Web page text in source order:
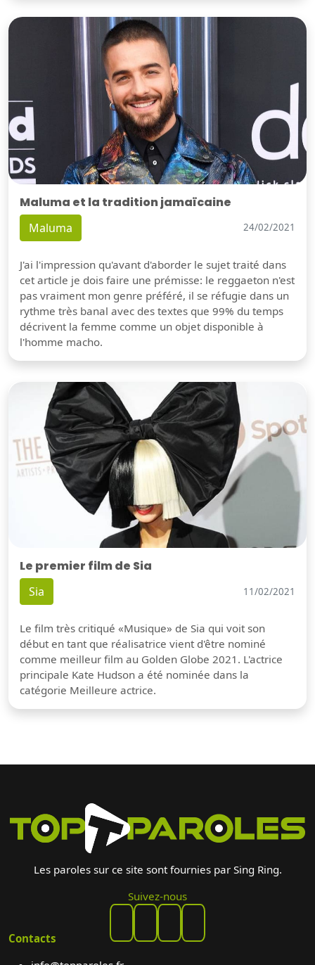
Maluma et la tradition jamaïcaine
Maluma 24/02/2021
J'ai l'impression qu'avant d'aborder le sujet traité dans
cet article je dois faire une prémisse: le reggaeton n'est
pas vraiment mon genre préféré, il se réfugie dans un
rythme très banal avec des textes que 99% du temps
décrivent la femme comme un objet disponible à
l'homme macho.
Le premier film de Sia
Sia 11/02/2021
Le film très critiqué «Musique» de Sia qui voit son
début en tant que réalisatrice vient d'être nominé
comme meilleur film au Golden Globe 2021. L'actrice
principale Kate Hudson a été nominée dans la
catégorie Meilleure actrice.
Les paroles sur ce site sont fournies par Sing Ring.
Suivez-nous
Contacts